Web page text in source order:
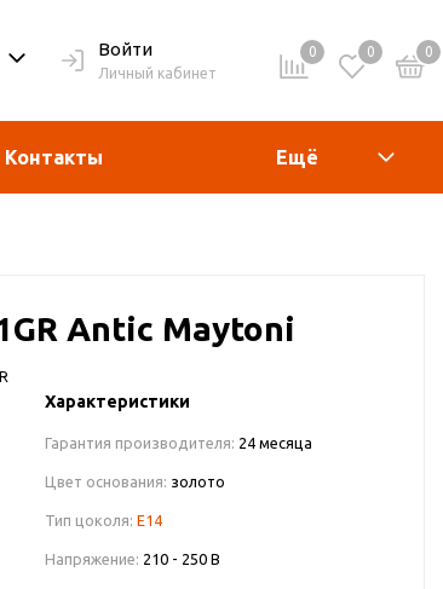
Войти
Личный кабинет
0 0 0
Контакты Ещё
Antic Maytoni
Характеристики
Гарантия производителя: 24 месяца
Цвет основания: золото
Тип цоколя: E14
Напряжение: 210 - 250 В